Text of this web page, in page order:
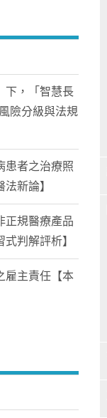
下，「智慧長
險分級與法規
患者之治療照
新論】
正規醫療產品
判解評析】
雇主責任【本